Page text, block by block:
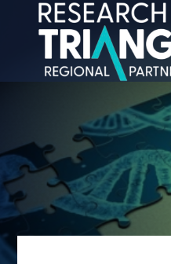
콘텐츠로 건너뛰기